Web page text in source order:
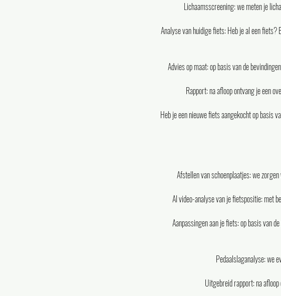
Lichaamsscreening: we meten je
Analyse van huidige fiets: Heb je al een fiets?
Advies op maat: op basis van de
Rapport: na afloop ontvang je een
Heb je een nieuwe fiets aangekocht op basis
Afstellen van schoenplaatjes: we
AI video-analyse van je fietspositie: met
Aanpassingen aan je fiets: op basis van
Pedaalslaganalyse: we
Uitgebreid rapport: na